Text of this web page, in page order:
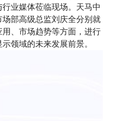
业媒体莅临现场。天马中
部高级总监刘庆全分别就
、市场趋势等方面，进行
领域的未来发展前景。